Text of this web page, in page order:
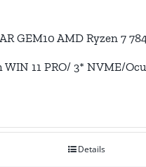
GEM10 AMD Ryzen 7
WIN 11 PRO/ 3* NVME/
Details